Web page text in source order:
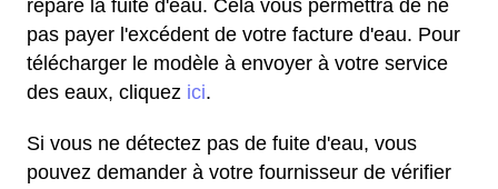
réparé la fuite d'eau. Cela vous permettra de ne
pas payer l'excédent de votre facture d'eau. Pour
télécharger le modèle à envoyer à votre service
des eaux, cliquez ici.
Si vous ne détectez pas de fuite d'eau, vous
pouvez demander à votre fournisseur de vérifier